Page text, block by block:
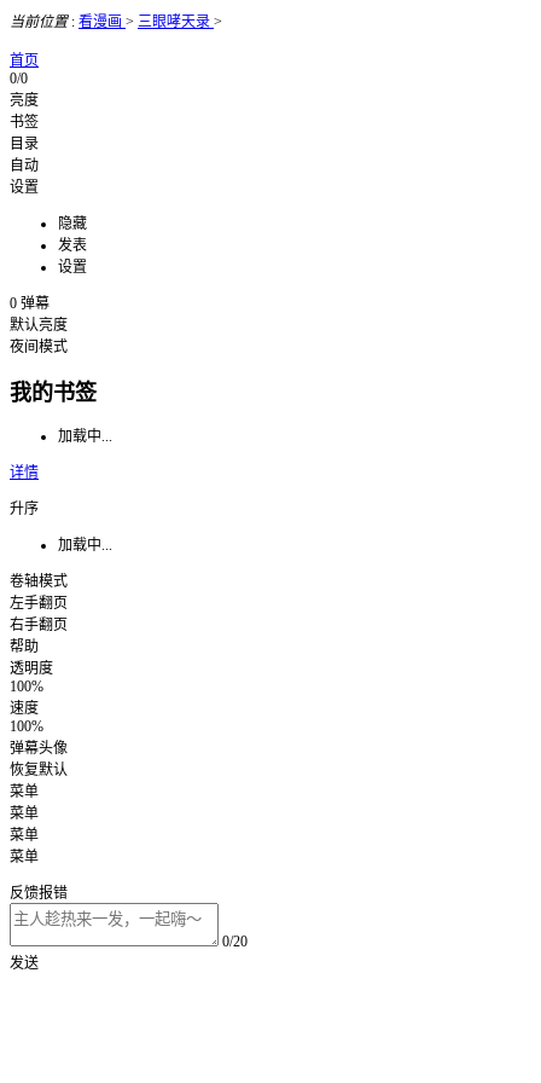
当前位置: 看漫画 > 三眼哮天录 >
首页
0/0
亮度
书签
目录
自动
设置
隐藏
发表
设置
0 弹幕
默认亮度
夜间模式
我的书签
加载中...
详情
升序
加载中...
卷轴模式
左手翻页
右手翻页
帮助
透明度
100%
速度
100%
弹幕头像
恢复默认
菜单
菜单
菜单
菜单
反馈报错
0/20
发送